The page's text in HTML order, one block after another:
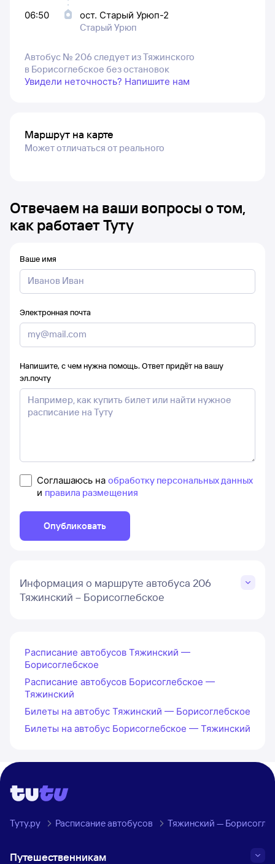
06:50
ост. Старый Урюп-2
Старый Урюп
Автобус № 206 следует из Тяжинского
в Борисоглебское без остановок
Увидели неточность? Напишите нам
Маршрут на карте
Может отличаться от реального
Отвечаем на ваши вопросы о том,
как работает Туту
Ваше имя
Электронная почта
Напишите, с чем нужна помощь. Ответ придёт на вашу
эл.почту
Соглашаюсь на обработку персональных данных
и правила размещения
Опубликовать
Информация о маршруте автобуса 206
Тяжинский – Борисоглебское
Расписание автобусов Тяжинский —
Борисоглебское
Расписание автобусов Борисоглебское —
Тяжинский
Билеты на автобус Тяжинский — Борисоглебское
Билеты на автобус Борисоглебское — Тяжинский
Туту.ру Расписание автобусов Тяжинский —
Путешественникам